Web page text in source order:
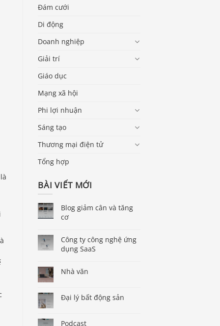
Đám cưới
Di động
Doanh nghiệp
Giải trí
Giáo dục
Mạng xã hội
Phi lợi nhuận
Sáng tạo
Thương mại điện tử
Tổng hợp
BÀI VIẾT MỚI
Blog giảm cân và tăng
cơ
Công ty công nghệ ứng
dụng SaaS
Nhà văn
Đại lý bất động sản
Podcast